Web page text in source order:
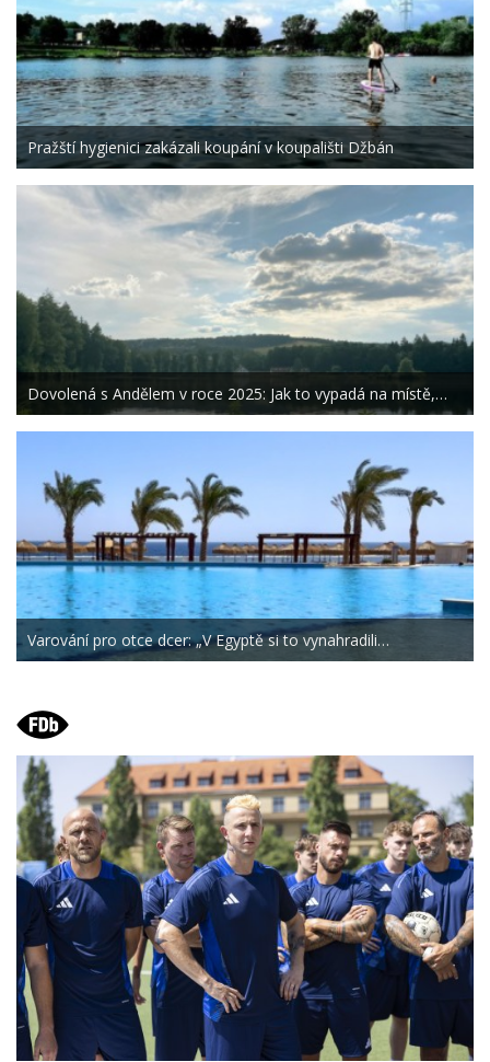
Pražští hygienici zakázali koupání v koupališti Džbán
Dovolená s Andělem v roce 2025: Jak to vypadá na místě,…
Varování pro otce dcer: „V Egyptě si to vynahradili…